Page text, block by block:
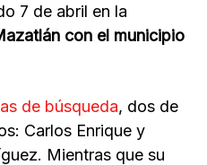
7 de abril en la
con el municipio
de búsqueda, dos de
Carlos Enrique y
Mientras que su